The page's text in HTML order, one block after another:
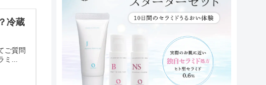
冷蔵
ご質問
ミ...